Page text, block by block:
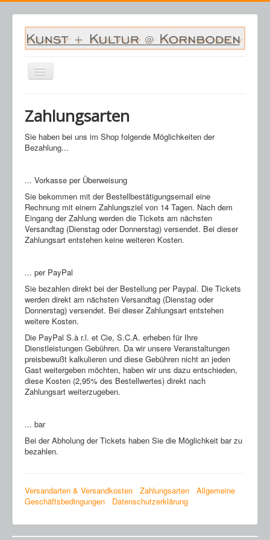
Navigation
an/aus
Veranstaltungen
Archiv
Kornboden
Kontakt
Warenkorb
Zahlungsarten
Sie haben bei uns im Shop folgende Möglichkeiten der
Bezahlung...
... Vorkasse per Überweisung
Sie bekommen mit der Bestellbestätigungsemail eine
Rechnung mit einem Zahlungsziel von 14 Tagen. Nach dem
Eingang der Zahlung werden die Tickets am nächsten
Versandtag (Dienstag oder Donnerstag) versendet. Bei dieser
Zahlungsart entstehen keine weiteren Kosten.
... per PayPal
Sie bezahlen direkt bei der Bestellung per Paypal. Die Tickets
werden direkt am nächsten Versandtag (Dienstag oder
Donnerstag) versendet. Bei dieser Zahlungsart entstehen
weitere Kosten.
Die PayPal S.à r.l. et Cie, S.C.A. erheben für Ihre
Dienstleistungen Gebühren. Da wir unsere Veranstaltungen
preisbewußt kalkulieren und diese Gebühren nicht an jeden
Gast weitergeben möchten, haben wir uns dazu entschieden,
diese Kosten (2,95% des Bestellwertes) direkt nach
Zahlungsart weiterzugeben.
... bar
Bei der Abholung der Tickets haben Sie die Möglichkeit bar zu
bezahlen.
Versandarten & Versandkosten Zahlungsarten
Allgemeine
Geschäftsbedingungen
Datenschutzerklärung